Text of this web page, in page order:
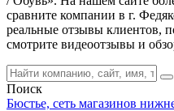
сравните компании в г.
реальные отзывы клиентов,
смотрите видеоотзывы и
Поиск
Бюстье, сеть магазинов